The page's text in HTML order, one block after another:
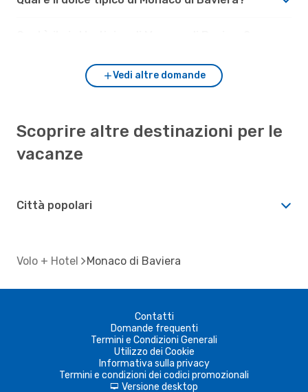
Vedi altre domande
Scoprire altre destinazioni per le
vacanze
Città popolari
Volo + Hotel Monaco di Baviera
Contatti
Domande frequenti
Termini e Condizioni Generali
Utilizzo dei Cookie
Informativa sulla privacy
Termini e condizioni dei codici promozionali
d Versione desktop